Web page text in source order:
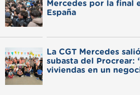
Mercedes por la final
España
La CGT Mercedes
subasta del Procrear:
viviendas en un